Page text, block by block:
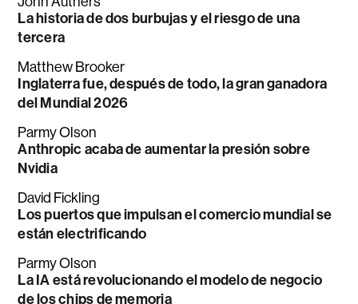
La historia de dos burbujas y el riesgo de una
tercera
Matthew Brooker
Inglaterra fue, después de todo, la gran ganadora
del Mundial 2026
Parmy Olson
Anthropic acaba de aumentar la presión sobre
Nvidia
David Fickling
Los puertos que impulsan el comercio mundial se
están electrificando
Parmy Olson
La IA está revolucionando el modelo de negocio
de los chips de memoria